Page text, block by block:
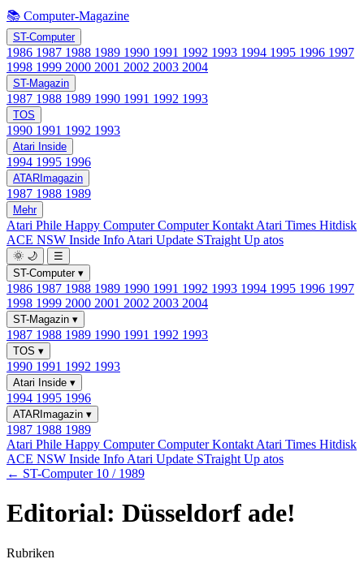
📚 Computer-Magazine
ST-Computer
1986 1987 1988 1989 1990 1991 1992 1993 1994 1995 1996 1997
1998 1999 2000 2001 2002 2003 2004
ST-Magazin
1987 1988 1989 1990 1991 1992 1993
TOS
1990 1991 1992 1993
Atari Inside
1994 1995 1996
ATARImagazin
1987 1988 1989
Mehr
Atari Phile Happy ComputerComputer Kontakt Atari Times Hitdisk
ACE NSW Inside Info Atari Update STraight Up atos
🌞 🌙
☰
ST-Computer ▾
1986 1987 1988 1989 1990 1991 1992 1993 1994 1995 1996 1997
1998 1999 2000 2001 2002 2003 2004
ST-Magazin ▾
1987 1988 1989 1990 1991 1992 1993
TOS ▾
1990 1991 1992 1993
Atari Inside ▾
1994 1995 1996
ATARImagazin ▾
1987 1988 1989
Atari Phile Happy ComputerComputer Kontakt Atari Times Hitdisk
ACE NSW Inside Info Atari Update STraight Up atos
← ST-Computer 10 / 1989
Editorial: Düsseldorf ade!
Rubriken